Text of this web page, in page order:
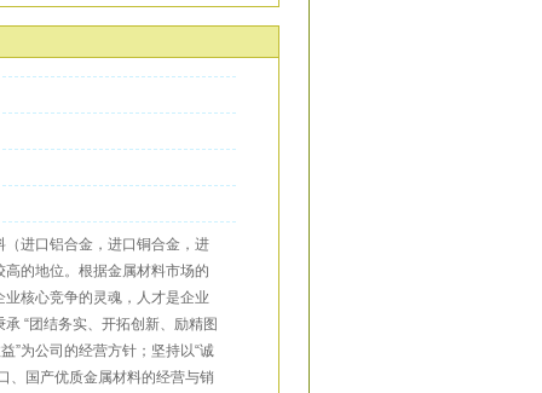
进口铝合金，进口铜合金，进
的地位。根据金属材料市场的
核心竞争的灵魂，人才是企业
“团结务实、开拓创新、励精图
”为公司的经营方针；坚持以“诚
、国产优质金属材料的经营与销